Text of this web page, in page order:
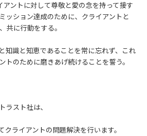
ントに対して尊敬と愛の念を持って接す
ッション達成のために、クライアントと
共に行動をする。
知識と知恵であることを常に忘れず、これ
トのために磨きあげ続けることを誓う。
ラスト社は、
クライアントの問題解決を行います。